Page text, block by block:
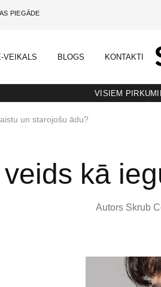
PIEGĀDE
VEIKALS BLOGS KONTAKTI
VISIEM
un starojošu ādu?
kā
Autors Skrub